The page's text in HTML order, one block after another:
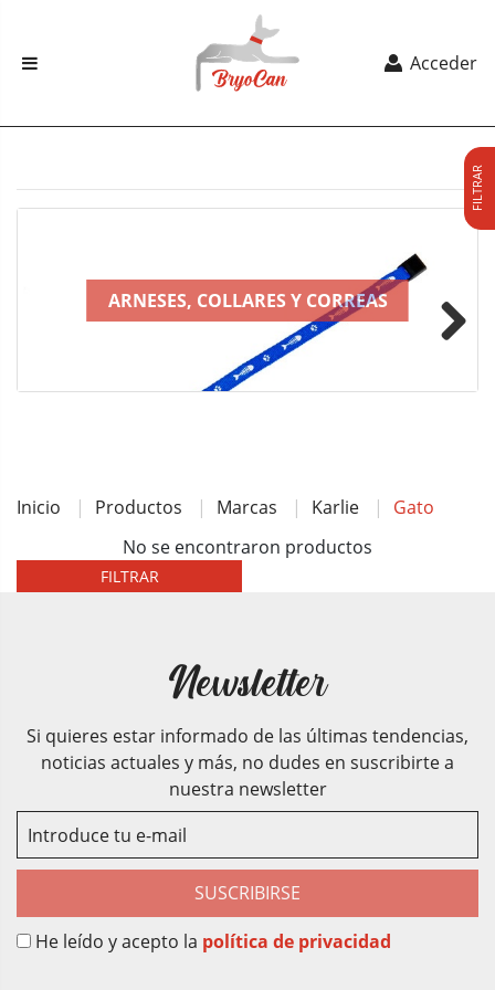
Acceder
ARNESES, COLLARES Y CORREAS
Inicio Productos Marcas Karlie
Gato
No se encontraron productos
FILTRAR
FILTRAR
Newsletter
Si quieres estar informado de las últimas tendencias,
noticias actuales y más, no dudes en suscribirte a
nuestra newsletter
SUSCRIBIRSE
He leído y acepto la política de privacidad